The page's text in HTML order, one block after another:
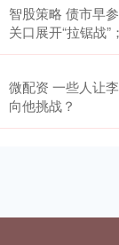
智股策略 债市早
关口展开“拉锯战
微配资 一些人让
向他挑战？